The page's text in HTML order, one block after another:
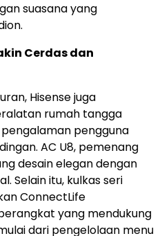
suasana yang
Cerdas dan
Hisense juga
rumah tangga
pengguna
AC U8, pemenang
desain elegan dengan
Selain itu, kulkas seri
ConnectLife
yang mendukung
dari pengelolaan menu